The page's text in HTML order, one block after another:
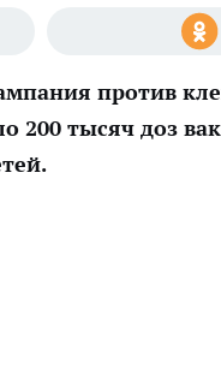
против
200 тысяч доз